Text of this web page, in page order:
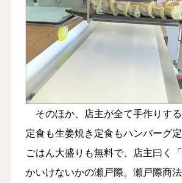
そのほか、店主が全て手作りす
定食も生姜焼き定食もハンバーグ
ごはん大盛りも無料で、店主曰く
かいけないかの瀬戸際。瀬戸際商